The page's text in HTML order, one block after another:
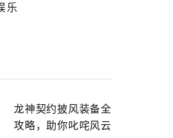
乐
龙神契约披风装备全
攻略，助你叱咤风云